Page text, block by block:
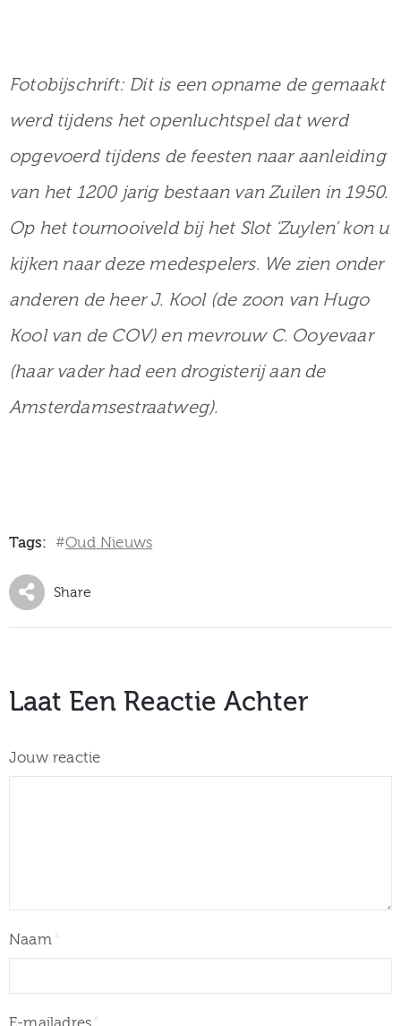
Fotobijschrift: Dit is een opname de gemaakt
werd tijdens het openluchtspel dat werd
opgevoerd tijdens de feesten naar aanleiding
van het 1200 jarig bestaan van Zuilen in 1950.
Op het tournooiveld bij het Slot ‘Zuylen’ kon u
kijken naar deze medespelers. We zien onder
anderen de heer J. Kool (de zoon van Hugo
Kool van de COV) en mevrouw C. Ooyevaar
(haar vader had een drogisterij aan de
Amsterdamsestraatweg).
Tags: #Oud Nieuws
Share
Laat Een Reactie Achter
Jouw reactie
Naam
E-mailadres